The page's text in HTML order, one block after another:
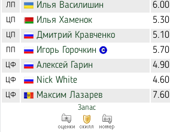
ЛП Илья Василишин 6.00
ЦП Илья Хаменок 5.30
ЦП Дмитрий Кравченко 5.10
ПП Игорь Горочкин 5.70
ЦФ Алексей Гарин 4.90
ЦФ Nick White 4.60
ЦФ Максим Лазарев 7.60
Запас